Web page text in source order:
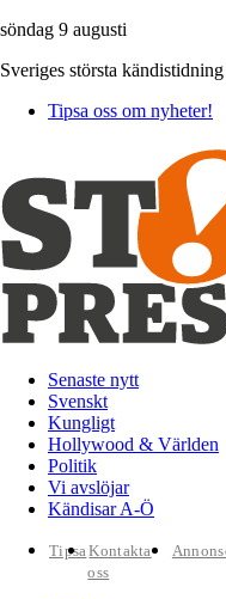
söndag 9 augusti
Sveriges största
Tipsa oss om nyheter!
Senaste nytt
Svenskt
Kungligt
Hollywood & Världen
Politik
Vi avslöjar
Kändisar A-Ö
TipsaKontakta
oss